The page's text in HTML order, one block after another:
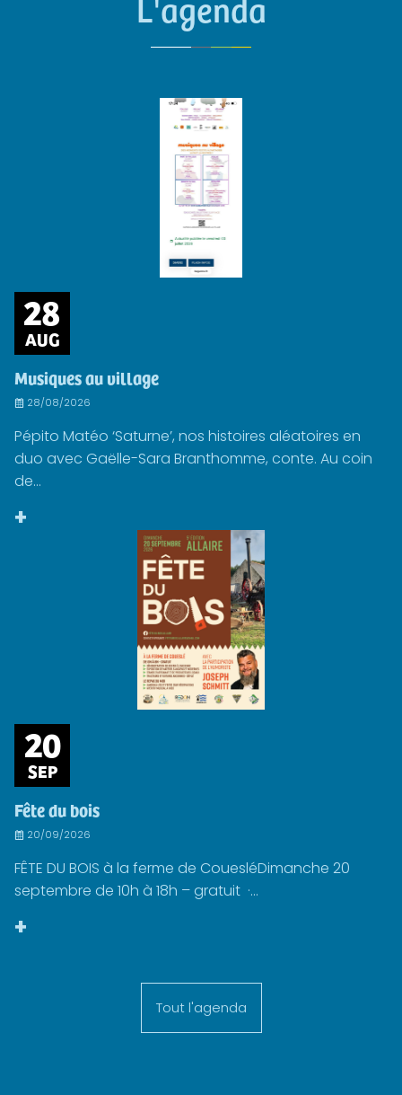
28
AUG
Musiques au village
28/08/2026
Pépito Matéo ‘Saturne’, nos histoires aléatoires en
duo avec Gaëlle-Sara Branthomme, conte. Au coin
de...
+
20
SEP
Fête du bois
20/09/2026
FÊTE DU BOIS à la ferme de CouesléDimanche 20
septembre de 10h à 18h – gratuit ·...
+
Tout l'agenda